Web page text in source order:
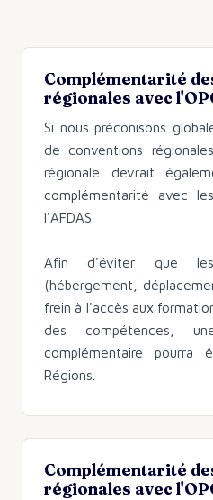
Complémentarité
régionales avec
Si nous préconisons
de conventions
régionale devrait
complémentarité avec
l'AFDAS.
Afin d'éviter que
(hébergement,
frein à l'accès aux
des compétences,
complémentaire pourra
Régions.
Complémentarité
régionales avec